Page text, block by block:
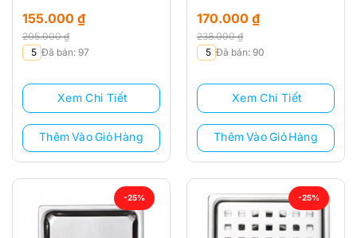
205.000₫
Giá
là:
205.000 ₫.
155.000 ₫
Giá
tại
155.000 ₫.
5 Đã bán: 97
Xem Chi Tiết
Thêm Vào Giỏ Hàng
238.000₫
Giá
là:
238.000 ₫.
170.000 ₫
Giá
tại
170.000 ₫.
5 Đã bán: 90
Xem Chi Tiết
Thêm Vào Giỏ Hàng
-25% -25%